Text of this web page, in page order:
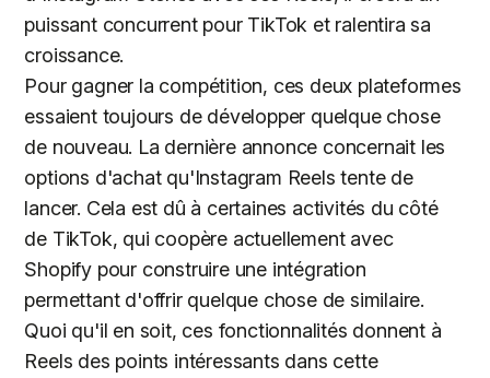
puissant concurrent pour TikTok et ralentira sa
croissance.
Pour gagner la compétition, ces deux plateformes
essaient toujours de développer quelque chose
de nouveau. La dernière annonce concernait les
options d'achat qu'Instagram Reels tente de
lancer. Cela est dû à certaines activités du côté
de TikTok, qui coopère actuellement avec
Shopify pour construire une intégration
permettant d'offrir quelque chose de similaire.
Quoi qu'il en soit, ces fonctionnalités donnent à
Reels des points intéressants dans cette